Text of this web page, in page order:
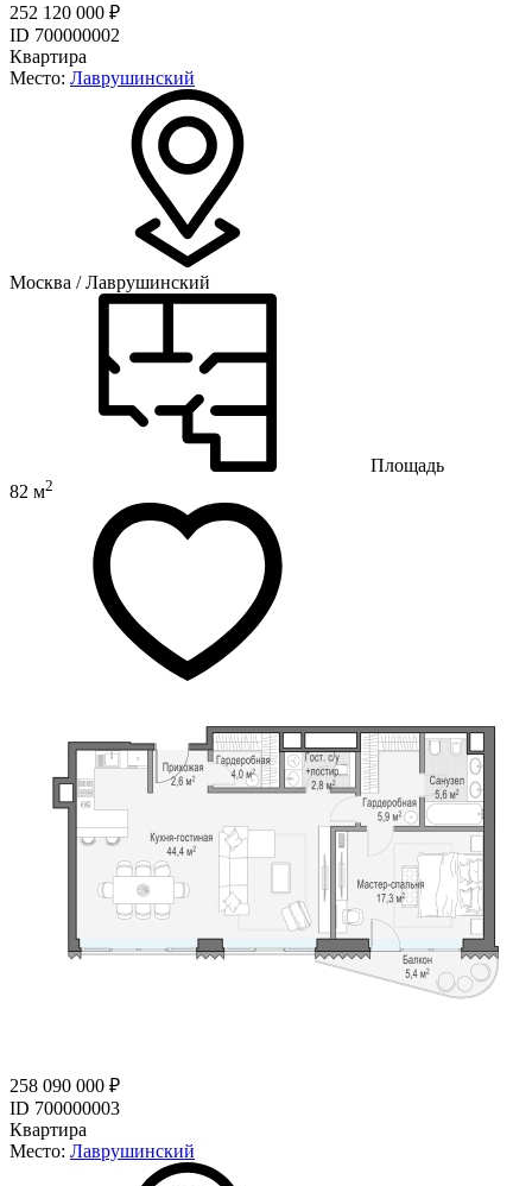
252 120 000 ₽
ID 700000002
Квартира
Место: Лаврушинский
Москва / Лаврушинский
Площадь
82 м2
258 090 000 ₽
ID 700000003
Квартира
Место: Лаврушинский